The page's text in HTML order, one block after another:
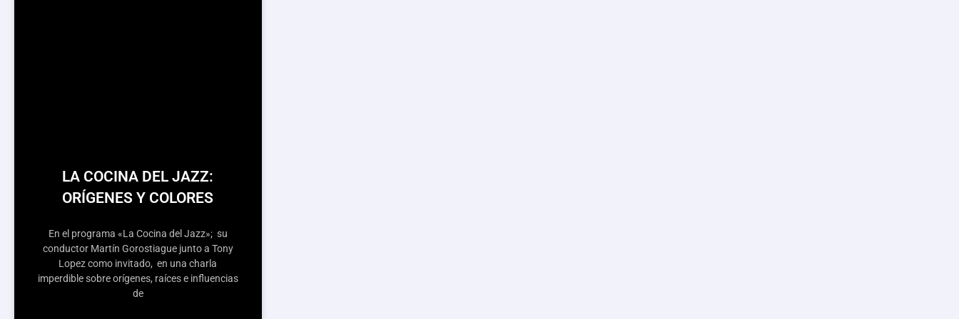
LA COCINA DEL JAZZ:
ORÍGENES Y COLORES
En el programa «La Cocina del Jazz»; su
conductor Martín Gorostiague junto a Tony
Lopez como invitado, en una charla
imperdible sobre orígenes, raíces e influencias
de